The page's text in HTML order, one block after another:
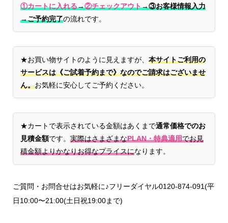
①カートに入れる→②チェックアウト→③お客様情報入力
→ご予約完了の流れです。
★お買い物サイトのように見えますが、 本サイトご利用の
サービスは《ご試着予約まで》なのでご請求はございませ
ん。お気軽に安心してご予約ください。
★カートで表示されている金額はあくまで通常価格でのお
見積金額です。 実際はさまざまなPLAN・特典適用でお見
積金額よりかなりお得なプライスになります。
ご質問・お問合せはお気軽に♪フリーダイヤル0120-874-091(平
日10:00〜21:00(土日祝19:00まで)